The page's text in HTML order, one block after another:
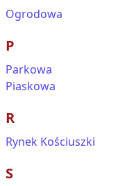
Ogrodowa
P
Parkowa
Piaskowa
R
Rynek Kościuszki
S